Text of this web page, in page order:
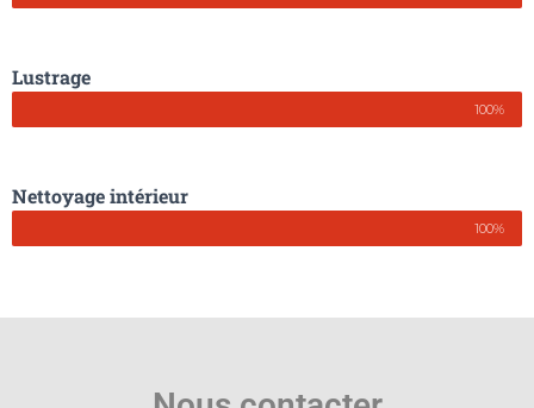
Lustrage
100%
Nettoyage intérieur
100%